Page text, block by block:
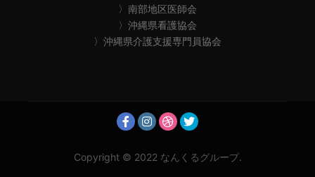
〉南部地区医師会
〉沖縄県看護協会
〉沖縄県介護支援専門員協会
Copyright © 2022 なんくるグループ.